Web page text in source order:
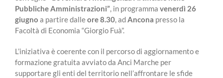
Pubbliche Amministrazioni”, in programma venerdì 26
giugno a partire dalleore 8.30, adAncona presso la
Facoltà di Economia “Giorgio Fuà”.
L’iniziativa è coerente con il percorso di aggiornamento e
formazione gratuita avviato da Anci Marche per
supportare gli enti del territorio nell’affrontare le sfide